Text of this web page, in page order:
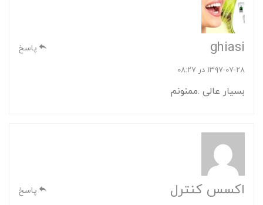
ghiasi پاسخ
۱۳۹۷-۰۷-۲۸ در ۰۸:۲۷
بسیار عالی .ممنونم
اکسس کنترل پاسخ